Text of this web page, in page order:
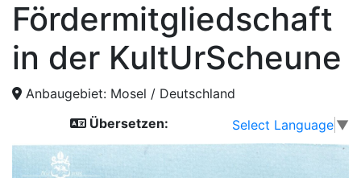
Fördermitgliedschaft
in der KultUrScheune
Anbaugebiet: Mosel / Deutschland
Übersetzen:
Select Language ▼